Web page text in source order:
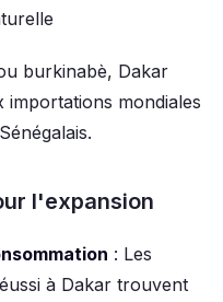
burkinabè, Dakar
mondiales
l'expansion
: Les
à Dakar trouvent